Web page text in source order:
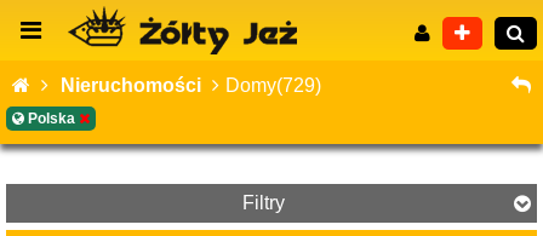
Wyszukiwanie zaawansowane
Nieruchomości Domy(729)
Polska
Filtry